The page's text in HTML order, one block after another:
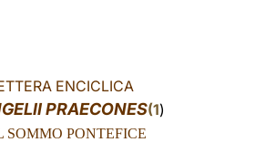
ENCICLICA
PRAECONES(1)
SOMMO PONTEFICE